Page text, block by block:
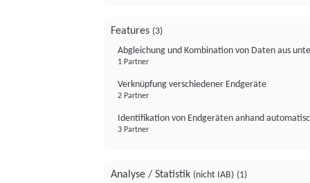
Features (3)
Abgleichung und Kombination von Daten aus
1 Partner
Verknüpfung verschiedener Endgeräte
2 Partner
Identifikation von Endgeräten anhand
3 Partner
Analyse / Statistik (nicht IAB) (1)